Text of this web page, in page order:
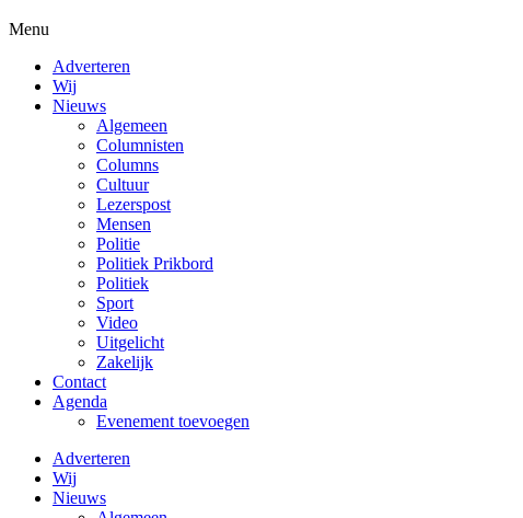
Menu
Adverteren
Wij
Nieuws
Algemeen
Columnisten
Columns
Cultuur
Lezerspost
Mensen
Politie
Politiek Prikbord
Politiek
Sport
Video
Uitgelicht
Zakelijk
Contact
Agenda
Evenement toevoegen
Adverteren
Wij
Nieuws